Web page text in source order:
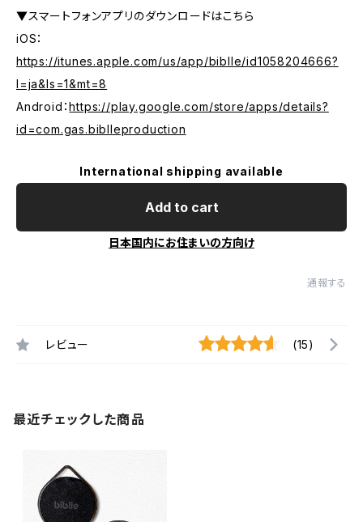
▼スマートフォンアプリのダウンロードはこちら
iOS：
https://itunes.apple.com/us/app/biblle/id1058204666?
l=ja&ls=1&mt=8
Android：https://play.google.com/store/apps/details?
id=com.gas.biblleproduction
International shipping available
Add to cart
日本国内にお住まいの方向け
通報する
レビュー (15)
最近チェックした商品